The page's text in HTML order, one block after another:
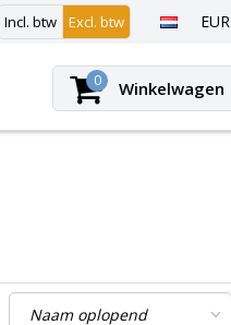
Incl. btw Excl. btw EUR
0 Winkelwagen